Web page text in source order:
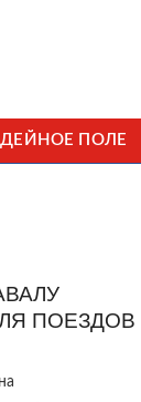
ПОЛЕ
ПОЕЗДОВ